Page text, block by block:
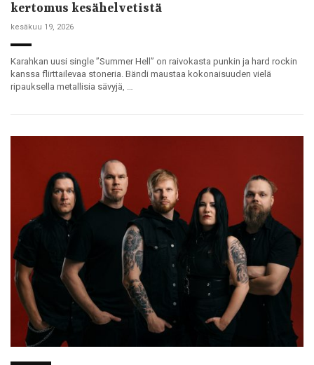
kertomus kesähelvetistä
kesäkuu 19, 2026
Karahkan uusi single ”Summer Hell” on raivokasta punkin ja hard rockin
kanssa flirttailevaa stoneria. Bändi maustaa kokonaisuuden vielä
ripauksella metallisia sävyjä, …